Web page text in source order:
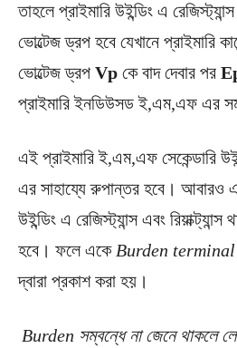
তাহলে প্রাইমারি উইন্ডিং এ
ভোল্টেজ ড্রপ হবে যেখানে প্রাইমারি
ভোল্টেজ ড্রপ Vp কে বাদ দেবার পর
প্রাইমারি ইনডিউসড ই,এম,এফ এর
এই প্রাইমারি ই,এম,এফ সেকেন্ডারি
এর সাহায্যে রুপান্তর হবে। আবারও
উইন্ডিং এ রেজিস্ট্যান্স এবং
হবে। ফলে একেBurden terminal
দ্বারা প্রকাশ করা হয়।
Burden সম্বন্ধে না জেনে থাকলে